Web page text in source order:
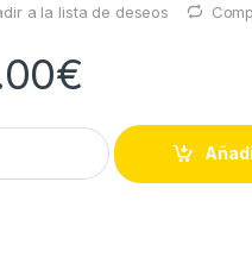
a la lista de deseos
€